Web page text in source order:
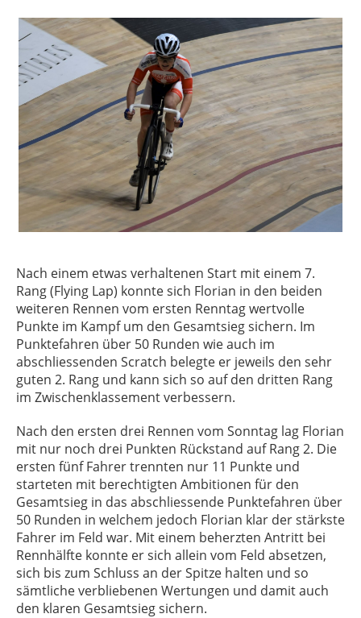
Nach einem etwas verhaltenen Start mit einem 7.
Rang (Flying Lap) konnte sich Florian in den beiden
weiteren Rennen vom ersten Renntag wertvolle
Punkte im Kampf um den Gesamtsieg sichern. Im
Punktefahren über 50 Runden wie auch im
abschliessenden Scratch belegte er jeweils den sehr
guten 2. Rang und kann sich so auf den dritten Rang
im Zwischenklassement verbessern.
Nach den ersten drei Rennen vom Sonntag lag Florian
mit nur noch drei Punkten Rückstand auf Rang 2. Die
ersten fünf Fahrer trennten nur 11 Punkte und
starteten mit berechtigten Ambitionen für den
Gesamtsieg in das abschliessende Punktefahren über
50 Runden in welchem jedoch Florian klar der stärkste
Fahrer im Feld war. Mit einem beherzten Antritt bei
Rennhälfte konnte er sich allein vom Feld absetzen,
sich bis zum Schluss an der Spitze halten und so
sämtliche verbliebenen Wertungen und damit auch
den klaren Gesamtsieg sichern.